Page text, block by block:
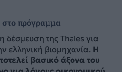
στο πρόγραμμα
δέσμευση της Thales για
ελληνική βιομηχανία. Η
βασικό άξονα του